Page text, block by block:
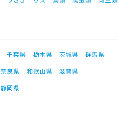
千葉県 栃木県 茨城県
群馬県
奈良県 和歌山県
滋賀県
静岡県